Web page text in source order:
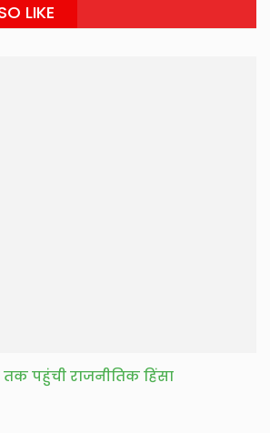
LIKE
पहुंची राजनीतिक हिंसा